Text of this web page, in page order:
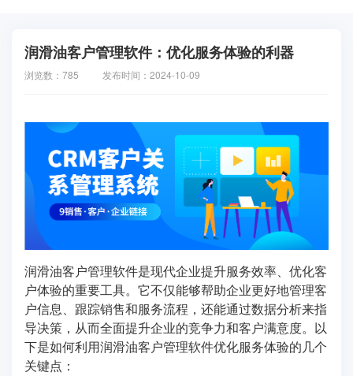
润滑油客户管理软件：优化服务体验的利器
浏览数：785 发布时间：2024-10-09
润滑油客户管理软件是现代企业提升服务效率、优化客
户体验的重要工具。它不仅能够帮助企业更好地管理客
户信息、跟踪销售和服务流程，还能通过数据分析来指
导决策，从而全面提升企业的竞争力和客户满意度。以
下是如何利用润滑油客户管理软件优化服务体验的几个
关键点：